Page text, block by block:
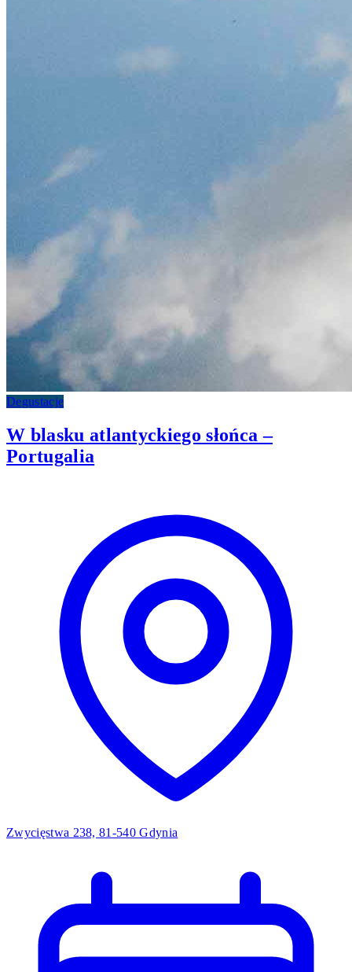
Degustacje
W blasku atlantyckiego słońca –
Portugalia
Zwycięstwa 238, 81-540 Gdynia